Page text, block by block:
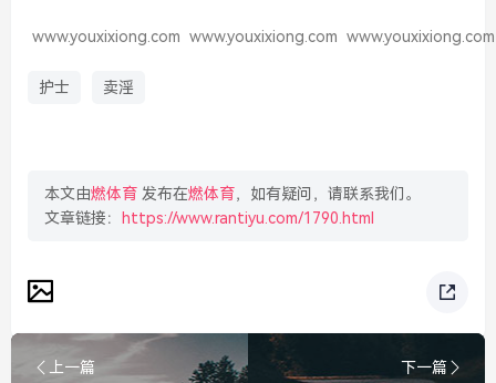
www.youxixiong.com www.youxixiong.com www.youxixiong.com
护士 卖淫
本文由燃体育 发布在燃体育，如有疑问，请联系我们。
文章链接：
https://www.rantiyu.com/1790.html
上一篇 下一篇